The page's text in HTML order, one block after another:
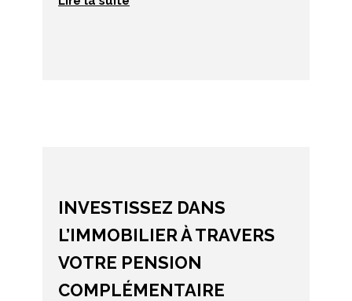
INVESTISSEZ DANS
L’IMMOBILIER À TRAVERS
VOTRE PENSION
COMPLÉMENTAIRE